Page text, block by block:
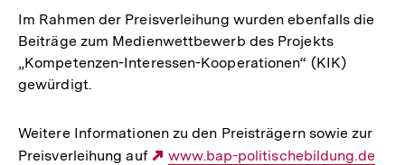
Im Rahmen der Preisverleihung wurden ebenfalls die
Beiträge zum Medienwettbewerb des Projekts
„Kompetenzen-Interessen-Kooperationen“ (KIK)
gewürdigt.
Weitere Informationen zu den Preisträgern sowie zur
Preisverleihung auf
Externer
www.bap-politischebildung.de